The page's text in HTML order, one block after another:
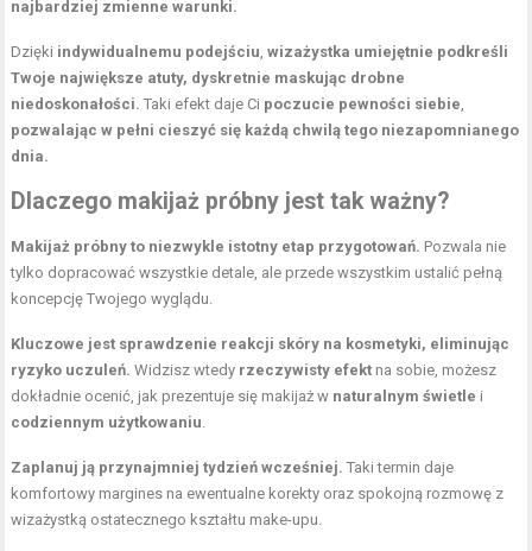
najbardziej zmienne warunki.
Dzięki indywidualnemu podejściu ,wizażystka umiejętnie podkreśli
Twoje największe atuty, dyskretnie maskując drobne
niedoskonałości. Taki efekt daje Ci poczucie pewności siebie
pozwalając w pełni cieszyć się każdą chwilą tego niezapomnianego
dnia.
Dlaczego makijaż próbny jest tak ważny?
Makijaż próbny to niezwykle istotny etap przygotowań. Pozwala nie
tylko dopracować wszystkie detale, ale przede wszystkim ustalić pełną
koncepcję Twojego wyglądu.
Kluczowe jest sprawdzenie reakcji skóry na kosmetyki, eliminując
ryzyko uczuleń. Widzisz wtedy rzeczywisty efekt na sobie, możesz
dokładnie ocenić, jak prezentuje się makijaż w naturalnym świetle i
codziennym użytkowaniu
Zaplanuj ją przynajmniej tydzień wcześniej. Taki termin daje
komfortowy margines na ewentualne korekty oraz spokojną rozmowę z
wizażystką ostatecznego kształtu make-upu.